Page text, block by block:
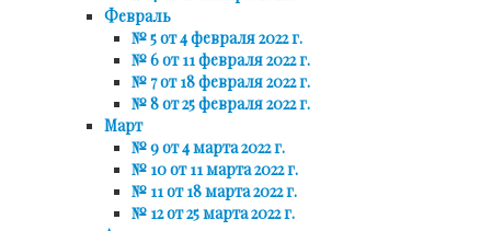
Февраль
№ 5 от 4 февраля 2022 г.
№ 6 от 11 февраля 2022 г.
№ 7 от 18 февраля 2022 г.
№ 8 от 25 февраля 2022 г.
Март
№ 9 от 4 марта 2022 г.
№ 10 от 11 марта 2022 г.
№ 11 от 18 марта 2022 г.
№ 12 от 25 марта 2022 г.